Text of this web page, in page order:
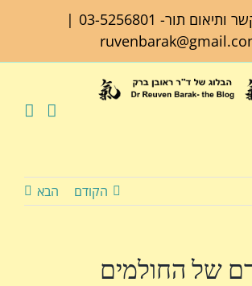
ותיאום תור- 03-5256801
|
הקודם הבא